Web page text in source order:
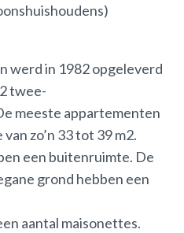
werd in 1982 opgeleverd
twee-
meeste appartementen
zo’n 33 tot 39 m2.
een buitenruimte. De
grond hebben een
aantal maisonettes.